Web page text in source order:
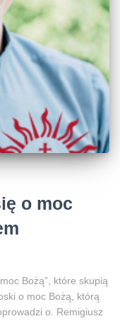
o moc
Bożą”, które skupią
o moc Bożą, którą
o. Remigiusz